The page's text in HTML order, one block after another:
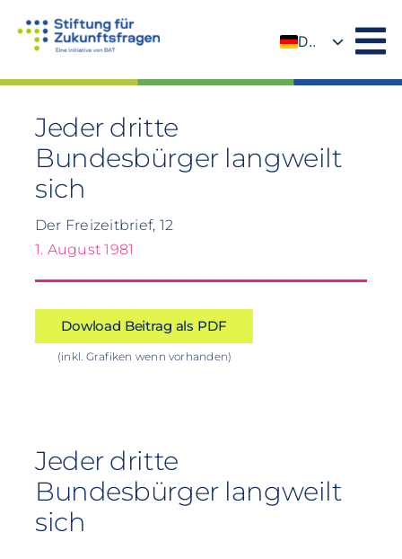
Inhalt
DE
Jeder dritte
Bundesbürger langweilt
sich
Der Freizeitbrief, 12
1. August 1981
Dowload Beitrag als PDF
(inkl. Grafiken wenn vorhanden)
Jeder dritte
Bundesbürger langweilt
sich